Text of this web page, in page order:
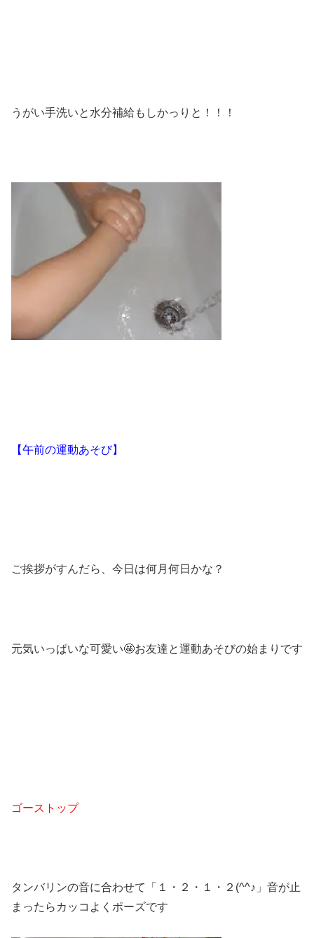
うがい手洗いと水分補給もしかっりと！！！
【午前の運動あそび】
ご挨拶がすんだら、今日は何月何日かな？
元気いっぱいな可愛い🤩お友達と運動あそびの始まりです
ゴーストップ
タンバリンの音に合わせて「１・２・１・２(^^♪」音が止
まったらカッコよくポーズです